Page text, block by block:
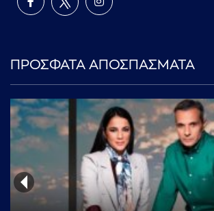
ΠΡΟΣΦΑΤΑ ΑΠΟΣΠΑΣΜΑΤΑ